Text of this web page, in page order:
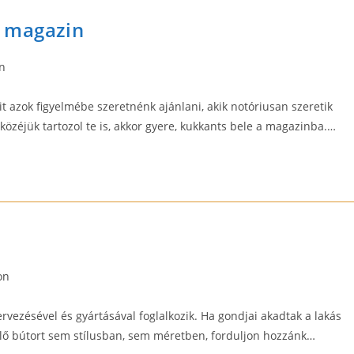
figyelmébe szeretnénk ajánlani, akik notóriusan szeretik
tartozol te is, akkor gyere, kukkants bele a magazinba.…
és gyártásával foglalkozik. Ha gondjai akadtak a lakás
bútort sem stílusban, sem méretben, forduljon hozzánk…